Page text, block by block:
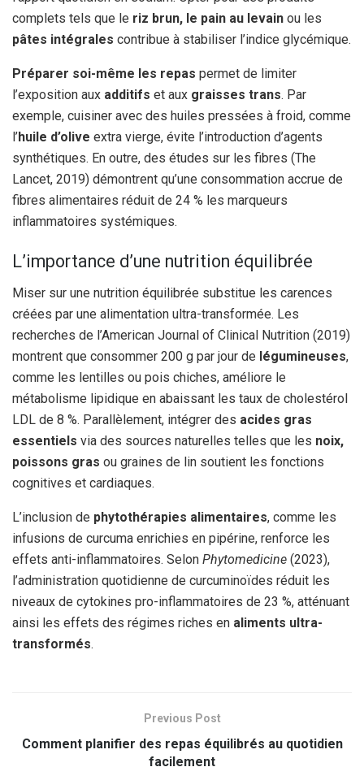
complets tels que le riz brun, le pain au levain ou les
pâtes intégrales contribue à stabiliser l’indice glycémique.
Préparer soi-même les repas permet de limiter
l’exposition aux additifs et aux graisses trans. Par
exemple, cuisiner avec des huiles pressées à froid, comme
l’huile d’olive extra vierge, évite l’introduction d’agents
synthétiques. En outre, des études sur les fibres (The
Lancet, 2019) démontrent qu’une consommation accrue de
fibres alimentaires réduit de 24 % les marqueurs
inflammatoires systémiques.
L’importance d’une nutrition équilibrée
Miser sur une nutrition équilibrée substitue les carences
créées par une alimentation ultra-transformée. Les
recherches de l’American Journal of Clinical Nutrition (2019)
montrent que consommer 200 g par jour de légumineuses,
comme les lentilles ou pois chiches, améliore le
métabolisme lipidique en abaissant les taux de cholestérol
LDL de 8 %. Parallèlement, intégrer des acides gras
essentiels via des sources naturelles telles que les noix,
poissons gras ou graines de lin soutient les fonctions
cognitives et cardiaques.
L’inclusion de phytothérapies alimentaires, comme les
infusions de curcuma enrichies en pipérine, renforce les
effets anti-inflammatoires. Selon Phytomedicine (2023),
l’administration quotidienne de curcuminoïdes réduit les
niveaux de cytokines pro-inflammatoires de 23 %, atténuant
ainsi les effets des régimes riches en aliments ultra-
transformés.
Previous Post
Comment planifier des repas équilibrés au quotidien
facilement